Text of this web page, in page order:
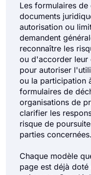
Les formulaires
documents
autorisation ou
demandent
reconnaître les
ou d'accorder leur
pour autoriser
ou la participation
formulaires de
organisations de
clarifier les
risque de
parties concernées.
Chaque modèle
page est déjà